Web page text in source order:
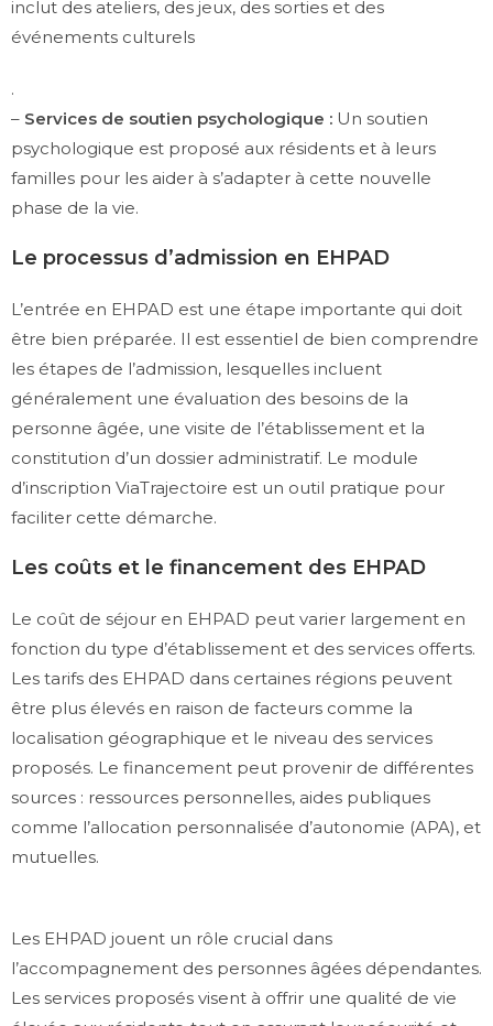
inclut des ateliers, des jeux, des sorties et des
événements culturels
.
– Services de soutien psychologique : Un soutien
psychologique est proposé aux résidents et à leurs
familles pour les aider à s’adapter à cette nouvelle
phase de la vie.
Le processus d’admission en EHPAD
L’entrée en EHPAD est une étape importante qui doit
être bien préparée. Il est essentiel de bien comprendre
les étapes de l’admission, lesquelles incluent
généralement une évaluation des besoins de la
personne âgée, une visite de l’établissement et la
constitution d’un dossier administratif. Le module
d’inscription ViaTrajectoire est un outil pratique pour
faciliter cette démarche.
Les coûts et le financement des EHPAD
Le coût de séjour en EHPAD peut varier largement en
fonction du type d’établissement et des services offerts.
Les tarifs des EHPAD dans certaines régions peuvent
être plus élevés en raison de facteurs comme la
localisation géographique et le niveau des services
proposés. Le financement peut provenir de différentes
sources : ressources personnelles, aides publiques
comme l’allocation personnalisée d’autonomie (APA), et
mutuelles.
Les EHPAD jouent un rôle crucial dans
l’accompagnement des personnes âgées dépendantes.
Les services proposés visent à offrir une qualité de vie